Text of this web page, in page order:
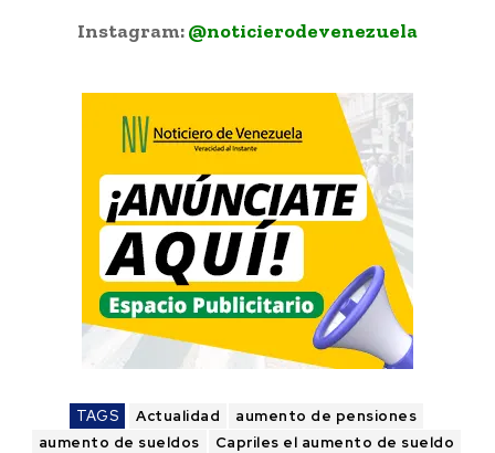
Instagram:@noticierodevenezuela
TAGS Actualidad
aumento de pensiones
aumento de sueldos
Capriles el aumento de sueldo